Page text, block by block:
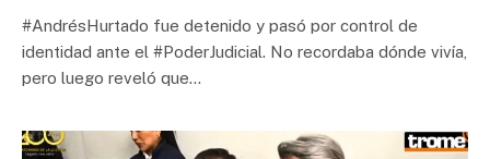
#AndrésHurtado fue detenido y pasó por control de
identidad ante el #PoderJudicial. No recordaba dónde vivía,
pero luego reveló que…